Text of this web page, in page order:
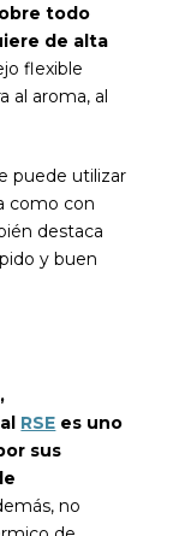
todo
de alta
flexible
al aroma, al
puede utilizar
como con
destaca
y buen
RSE es uno
sus
no